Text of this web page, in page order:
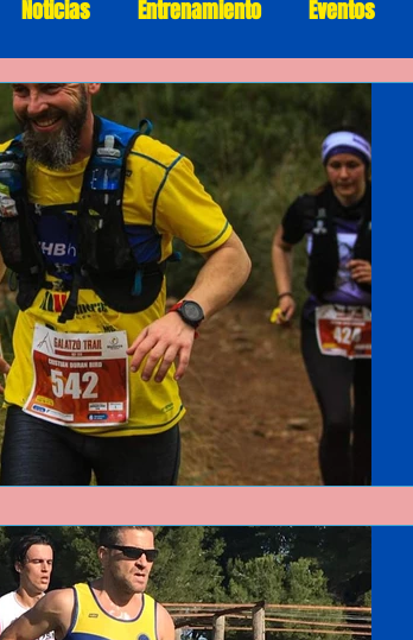
Noticias Entrenamiento Eventos